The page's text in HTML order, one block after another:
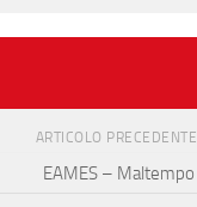
ARTICOLO PRECEDENTE
EAMES – Maltempo